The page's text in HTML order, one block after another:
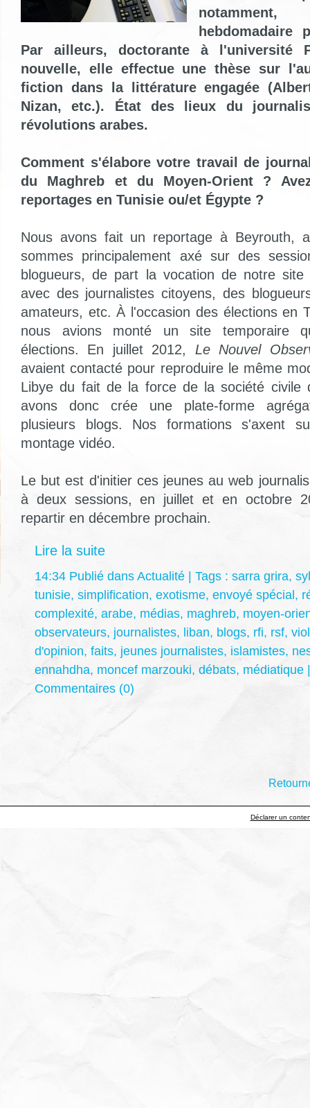
hebdomadaire
Par ailleurs, doctorante à l'université
nouvelle, elle effectue une thèse sur
fiction dans la littérature engagée
Nizan, etc.). État des lieux du
révolutions arabes.
Comment s'élabore votre travail de
du Maghreb et du Moyen-Orient ?
reportages en Tunisie ou/et Égypte ?
Nous avons fait un reportage à Beyrouth,
sommes principalement axé sur des
blogueurs, de part la vocation de notre
avec des journalistes citoyens, des
amateurs, etc. À l'occasion des élections en
nous avions monté un site temporaire
élections. En juillet 2012, Le Nouvel
avaient contacté pour reproduire le même
Libye du fait de la force de la société civile
avons donc crée une plate-forme
plusieurs blogs. Nos formations s'axent
montage vidéo.
Le but est d'initier ces jeunes au web
à deux sessions, en juillet et en octobre
repartir en décembre prochain.
Lire la suite
14:34 Publié dans Actualité | Tags : sarra grira,
tunisie, simplification, exotisme, envoyé spécial ,
complexité, arabe, médias, maghreb, moyen-
observateurs, journalistes, liban, blogs, rfi, rsf,
d'opinion, faits, jeunes journalistes, islamistes,
ennahdha, moncef marzouki, débats, médiatique
Commentaires (0)
Déclarer un